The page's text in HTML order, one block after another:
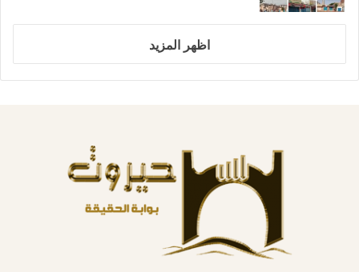
اظهر المزيد